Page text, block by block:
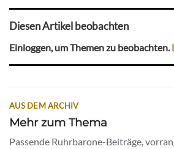
Diesen Artikel beobachten
Einloggen, um Themen zu beobachten.
AUS DEM ARCHIV
Mehr zum Thema
Passende Ruhrbarone-Beiträge,